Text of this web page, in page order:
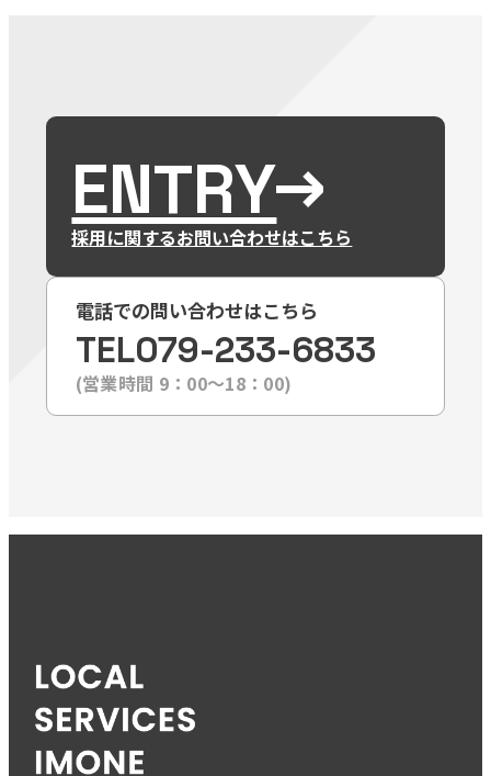
ENTRY
採用に関するお問い合わせはこちら
電話での問い合わせはこちら
TEL079-233-6833
(営業時間 9：00〜18：00)